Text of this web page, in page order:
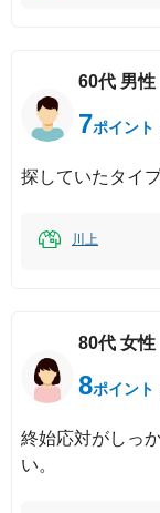
60代 男性
7ポイント
探していたタイ
川上
80代 女性
8ポイント
終始応対がしっ
い。